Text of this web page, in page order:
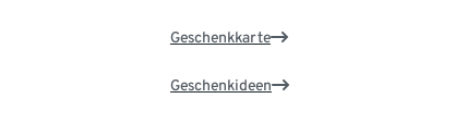
Geschenkkarte
Geschenkideen